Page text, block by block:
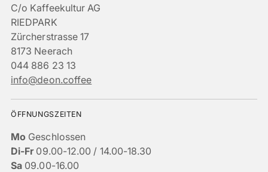
C/o Kaffeekultur AG
RIEDPARK
Zürcherstrasse 17
8173 Neerach
044 886 23 13
info@deon.coffee
ÖFFNUNGSZEITEN
Mo Geschlossen
Di-Fr09.00-12.00 / 14.00-18.30
Sa 09.00-16.00